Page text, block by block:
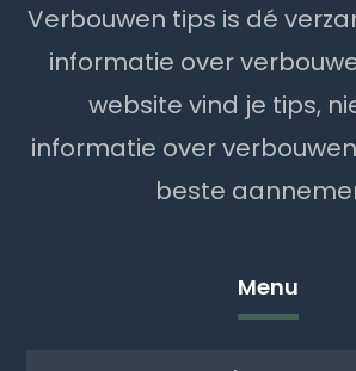
Verbouwen tips is dé
informatie over
website vind je tips,
informatie over
beste
Menu